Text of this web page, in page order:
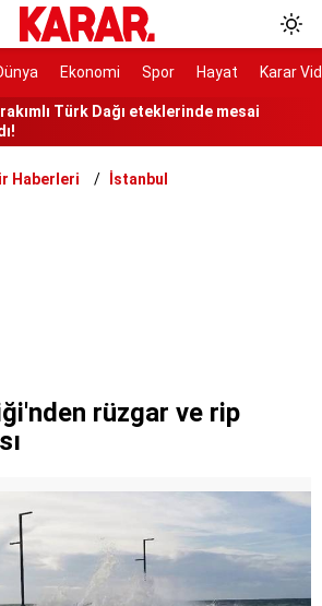
Ekonomi Spor Hayat Karar
ve taşınmazlara el konuldu
bıçaklı kavgada 1 kişi öldü: 8 şüpheli
sevk edildi
ne çikolatalı!
2026-2027 YKS e-Kayıt ekranı ve
kaydı için istenen belgeler
Haberleri İstanbul
rüzgar ve rip